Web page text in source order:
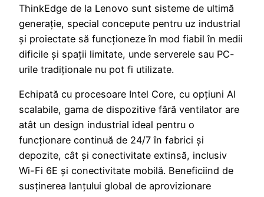
ThinkEdge de la Lenovo sunt sisteme de ultimă
generație, special concepute pentru uz industrial
și proiectate să funcționeze în mod fiabil în medii
dificile și spații limitate, unde serverele sau PC-
urile tradiționale nu pot fi utilizate.
Echipată cu procesoare Intel Core, cu opțiuni AI
scalabile, gama de dispozitive fără ventilator are
atât un design industrial ideal pentru o
funcționare continuă de 24/7 în fabrici și
depozite, cât și conectivitate extinsă, inclusiv
Wi-Fi 6E și conectivitate mobilă. Beneficiind de
susținerea lanțului global de aprovizionare